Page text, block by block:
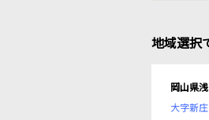
地域選択
岡山県
大字新庄